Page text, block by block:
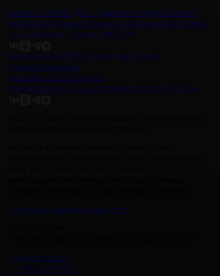
Контакты Об НМГ ДОКПредложите идею Новости
Интервью Рецензии ОбзорыАнонсы Снимается кино
Энциклопедия Проекты НМГ ДОК
Контакты Об НМГ ДОКПредложите идею
Новости Интервью
Рецензии ОбзорыАнонсы
Снимается кино Энциклопедия Проекты НМГ ДОК
Политика Конфиденциальности
info@nmgdoc.ru
+7 (495) 937-6170